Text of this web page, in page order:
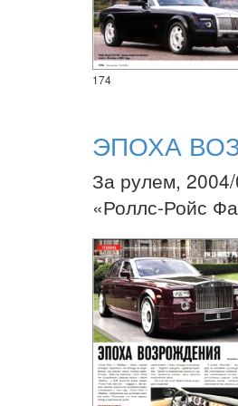
174
ЭПОХА
За рулем,
«Роллс-Ройс